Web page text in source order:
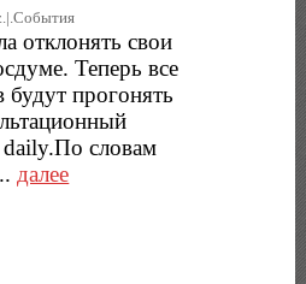
отклонять свои
Теперь все
прогонять
словам
далее